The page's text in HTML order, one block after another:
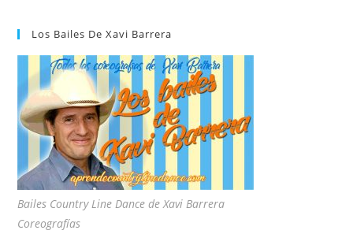
Los Bailes De Xavi Barrera
Bailes Country Line Dance de Xavi Barrera
Coreografías